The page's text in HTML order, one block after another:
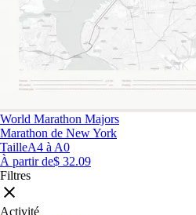
World Marathon Majors
Marathon de New York
TailleA4 à A0
À partir de$ 32.09
Filtres
Activité